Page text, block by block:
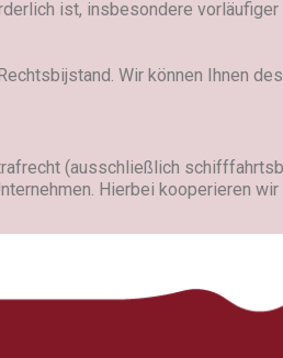
ist, insbesondere vorläufiger
Wir können Ihnen
(ausschließlich
Hierbei kooperieren